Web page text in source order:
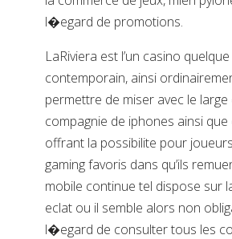
l�egard de promotions.
LaRiviera est l’un casino
contemporain, ainsi
permettre de miser avec le
compagnie de iphones ainsi que
offrant la possibilite pour
gaming favoris dans qu’ils
mobile continue tel dispose sur
eclat ou il semble alors non
l�egard de consulter tous les